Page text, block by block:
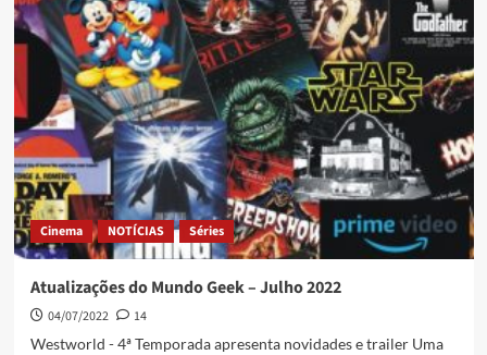
Cinema NOTÍCIAS Séries
Atualizações do Mundo Geek – Julho 2022
04/07/2022
14
Westworld - 4ª Temporada apresenta novidades e trailer Uma